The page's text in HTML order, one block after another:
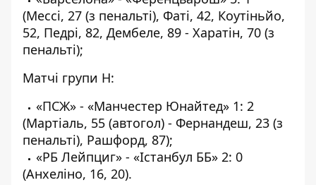
(Мессі, 27 (з пенальті), Фаті, 42, Коутіньйо,
52, Педрі, 82, Дембеле, 89 - Харатін, 70 (з
пенальті);
Матчі групи H:
«ПСЖ» - «Манчестер Юнайтед» 1: 2
(Мартіаль, 55 (автогол) - Фернандеш, 23 (з
пенальті), Рашфорд, 87);
«РБ Лейпциг» - «Істанбул ББ» 2: 0
(Анхеліно, 16, 20).